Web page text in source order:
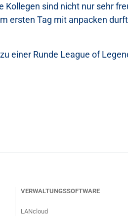
sind nicht nur sehr
ersten Tag mit anpacken
einer Runde League of
VERWALTUNGSSOFTWARE
LANcloud